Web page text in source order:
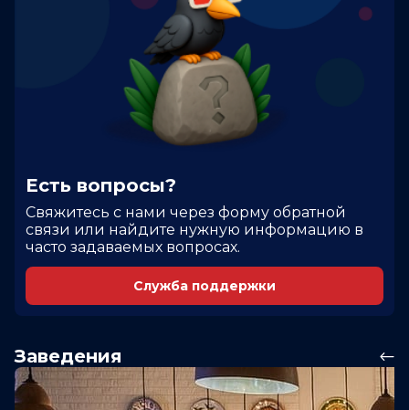
Есть вопросы?
Cвяжитесь с нами через форму обратной
связи или найдите нужную информацию в
часто задаваемых вопросах.
Служба поддержки
Заведения